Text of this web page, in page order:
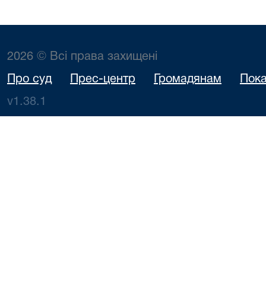
2026 © Всі права захищені
Про суд Прес-центр Громадянам
v1.38.1